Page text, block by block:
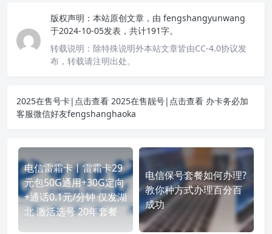
版权声明： 本站原创文章，由 fengshangyunwang
于2024-10-05发表，共计191字。
转载说明： 除特殊说明外本站文章皆由CC-4.0协议发
布，转载请注明出处。
2025在售号卡|点击查看 2025在售靓号|点击查看 办卡务必加
客服微信好友fengshanghaoka
电信雷霜卡丨雷霜卡29
元包50G通用+30G定向
+通话0.1元/分钟 仅发湖
北 激活选号 20年套餐
电信保号套餐如何办理?
教你种方式办理百分百
成功